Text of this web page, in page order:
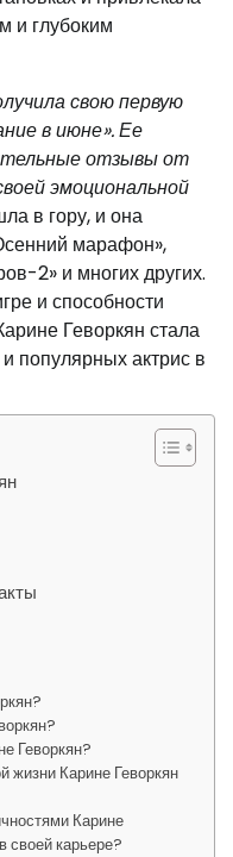
и глубоким
свою первую
в июне». Ее
отзывы от
эмоциональной
в гору, и она
марафон»,
2» и многих других.
и способности
Геворкян стала
популярных актрис в
Геворкян?
жизни Карине Геворкян
Карине
своей карьере?